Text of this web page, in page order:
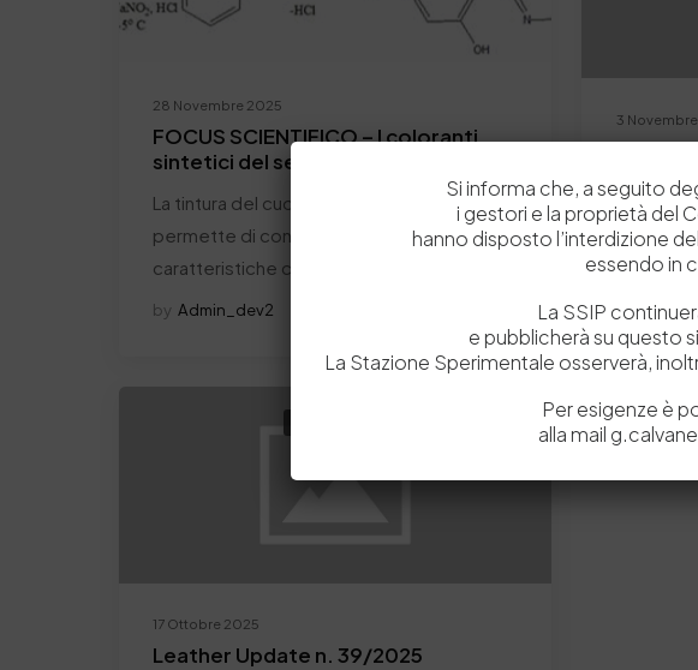
28 Novembre 2025
FOCUS SCIENTIFICO – I coloranti
sintetici del settore conciario
La tintura del cuoio, operazione che
permette di conferire al pellame le
caratteristiche cromatiche desiderate…
by Admin_dev2
3
la filiera
17 Ottobre 2025
Leather Update n. 39/2025
Si informa che, a seguito
i gestori e la proprietà del
hanno disposto l’interdizione
essendo in
La SSIP
e pubblicherà su questo
La Stazione Sperimentale osserverà,
Per esigenze è
alla mail